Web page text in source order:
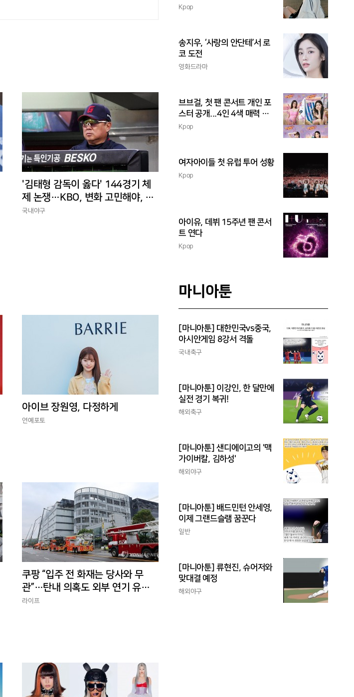
'김태형 감독이 옳다' 144경기 체
제 논쟁…KBO, 변화 고민해야, 환
경에 맞는 경기 수가 바람직
국내야구
아이브 장원영, 다정하게
연예포토
쿠팡 “입주 전 화재는 당사와 무
관”…탄내 의혹도 외부 연기 유입
반박
라이프
촉
Kpop
송지우, ‘사랑의 안단테’서 로
코 도전
영화드라마
브브걸, 첫 팬 콘서트 개인 포
스터 공개...4인 4색 매력 발
산
Kpop
여자아이들 첫 유럽 투어 성황
Kpop
아이유, 데뷔 15주년 팬 콘서
트 연다
Kpop
마니아툰
[마니아툰] 대한민국vs중국,
아시안게임 8강서 격돌
국내축구
[마니아툰] 이강인, 한 달만에
실전 경기 복귀!
해외축구
[마니아툰] 샌디에이고의 '맥
가이버칼, 김하성'
해외야구
[마니아툰] 배드민턴 안세영,
이제 그랜드슬램 꿈꾼다
일반
[마니아툰] 류현진, 슈어저와
맞대결 예정
해외야구